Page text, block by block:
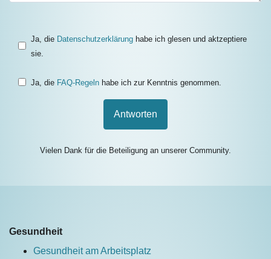
Ja, die Datenschutzerklärung habe ich glesen und aktzeptiere
sie.
Ja, die FAQ-Regeln habe ich zur Kenntnis genommen.
Antworten
Vielen Dank für die Beteiligung an unserer Community.
Gesundheit
Gesundheit am Arbeitsplatz